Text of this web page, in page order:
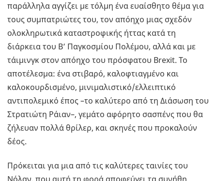
παράλληλα αγγίζει με τόλμη ένα ευαίσθητο θέμα για
τους συμπατριώτες του, τον απόηχο μιας σχεδόν
ολοκληρωτικά καταστροφικής ήττας κατά τη
διάρκεια του Β’ Παγκοσμίου Πολέμου, αλλά και με
τάιμινγκ στον απόηχο του πρόσφατου Brexit. Το
αποτέλεσμα: ένα στιβαρό, καλοφτιαγμένο και
καλοκουρδισμένο, μινιμαλιστικό/ελλειπτικό
αντιπολεμικό έπος –το καλύτερο από τη Διάσωση του
Στρατιώτη Ράιαν–, γεμάτο αφόρητο σασπένς που θα
ζήλευαν πολλά θρίλερ, και σκηνές που προκαλούν
δέος.
Πρόκειται για μια από τις καλύτερες ταινίες του